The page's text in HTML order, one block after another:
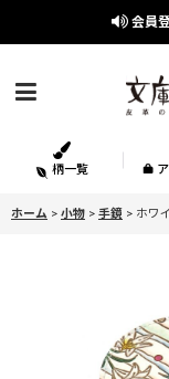
会員
柄一覧
ホーム > 小物 > 手鏡 > ホワ